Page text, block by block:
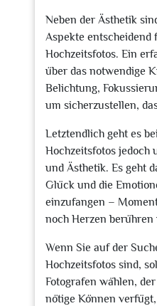
Neben der Ästhetik
Aspekte entscheidend
Hochzeitsfotos. Ein
über das notwendige
Belichtung,
um sicherzustellen,
Letztendlich geht es
Hochzeitsfotos jedoch
und Ästhetik. Es geht
Glück und die
einzufangen –
noch Herzen berühren
Wenn Sie auf der
Hochzeitsfotos sind,
Fotografen wählen,
nötige Können